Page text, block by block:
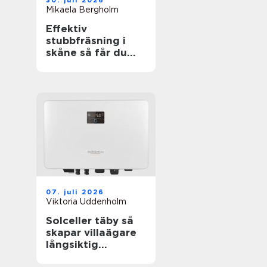
Mikaela Bergholm
Effektiv
stubbfräsning i
skåne så får du
07. juli 2026
Viktoria Uddenholm
Solceller täby så
skapar villaägare
långsiktig